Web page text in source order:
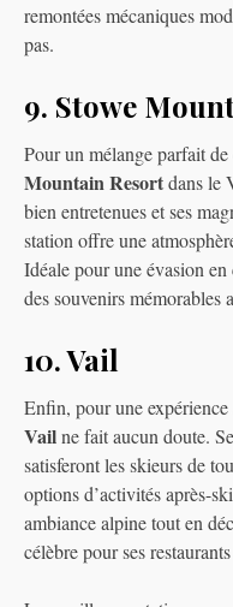
remontées mécaniques
pas.
9. Stowe
Pour un mélange parfait
Mountain Resortdans le
bien entretenues et ses
station offre une
Idéale pour une évasion
des souvenirs mémorables
10. Vail
Enfin, pour une
Vailne fait aucun doute.
satisferont les skieurs de
options d’activités après-
ambiance alpine tout en
célèbre pour ses